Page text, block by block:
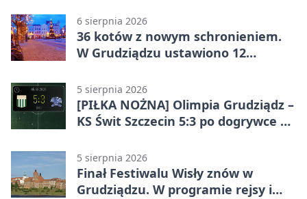
6 sierpnia 2026
36 kotów z nowym schronieniem.
W Grudziądzu ustawiono 12
5 sierpnia 2026
[PIŁKA NOŻNA] Olimpia Grudziądz –
KS Świt Szczecin 5:3 po dogrywce w
odwrócili losy meczu
5 sierpnia 2026
Finał Festiwalu Wisły znów w
Grudziądzu. W programie rejsy i